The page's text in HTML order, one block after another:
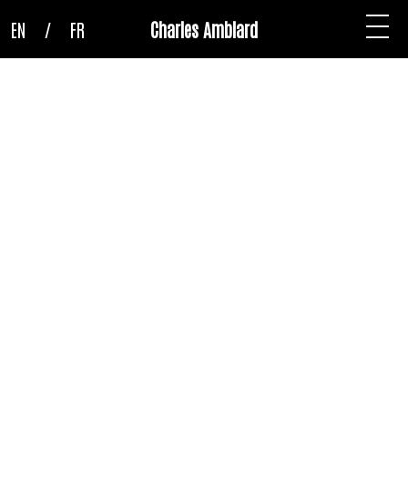
Charles Amblard
EN / FR